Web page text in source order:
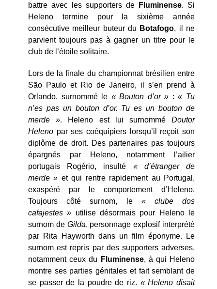
battre avec les supporters de
Fluminense. Si
Heleno termine pour la sixième année
consécutive meilleur buteur du Botafogo, il ne
parvient toujours pas à gagner un titre pour le
club de l’étoile solitaire.
Lors de la finale du championnat brésilien entre
São Paulo et Rio de Janeiro, il s’en prend à
Orlando, surnommé le « Bouton d’or » :« Tu
n’es pas un bouton d’or. Tu es un bouton de
merde ». Heleno est lui surnomméDoutor
Heleno par ses coéquipiers lorsqu’il reçoit son
diplôme de droit. Des partenaires pas toujours
épargnés par Heleno, notamment l’ailier
portugais Rogério, insulté « d’étranger de
merde » et qui rentre rapidement au Portugal,
exaspéré par le comportement d’Heleno.
Toujours côté surnom, le « clube dos
cafajestes » utilise désormais pour Heleno le
surnom de Gilda, personnage explosif interprété
par Rita Hayworth dans un film éponyme. Le
surnom est repris par des supporters adverses,
notamment ceux du
Fluminense, à qui Heleno
montre ses parties génitales et fait semblant de
se passer de la poudre de riz. « Heleno disait